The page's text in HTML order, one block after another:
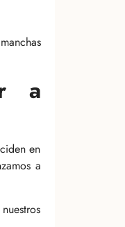
a
en
a